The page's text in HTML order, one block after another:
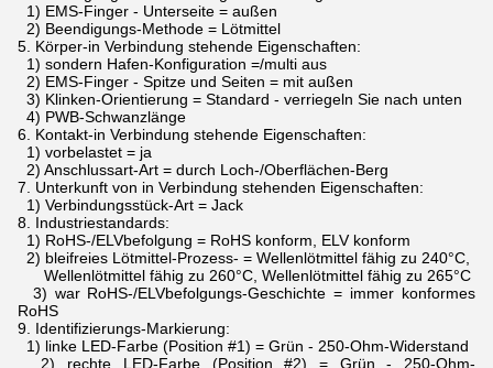
1) EMS-Finger - Unterseite = außen
2) Beendigungs-Methode = Lötmittel
5. Körper-in Verbindung stehende Eigenschaften:
1) sondern Hafen-Konfiguration =/multi aus
2) EMS-Finger - Spitze und Seiten = mit außen
3) Klinken-Orientierung = Standard - verriegeln Sie nach unten
4) PWB-Schwanzlänge
6. Kontakt-in Verbindung stehende Eigenschaften:
1) vorbelastet = ja
2) Anschlussart-Art = durch Loch-/Oberflächen-Berg
7. Unterkunft von in Verbindung stehenden Eigenschaften:
1) Verbindungsstück-Art = Jack
8. Industriestandards:
1) RoHS-/ELVbefolgung = RoHS konform, ELV konform
2) bleifreies Lötmittel-Prozess- = Wellenlötmittel fähig zu 240°C,
Wellenlötmittel fähig zu 260°C, Wellenlötmittel fähig zu 265°C
3) war RoHS-/ELVbefolgungs-Geschichte = immer konformes
RoHS
9. Identifizierungs-Markierung:
1) linke LED-Farbe (Position #1) = Grün - 250-Ohm-Widerstand
2) rechte LED-Farbe (Position #2) = Grün - 250-Ohm-